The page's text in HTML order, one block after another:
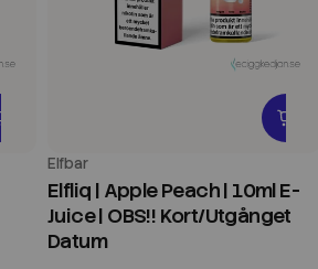
Elfbar
Elfliq | Apple Peach | 10ml E-
Juice | OBS!! Kort/Utgånget
Datum